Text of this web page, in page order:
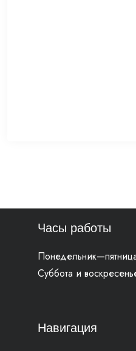
Часы работы
Суббота и
Навигация